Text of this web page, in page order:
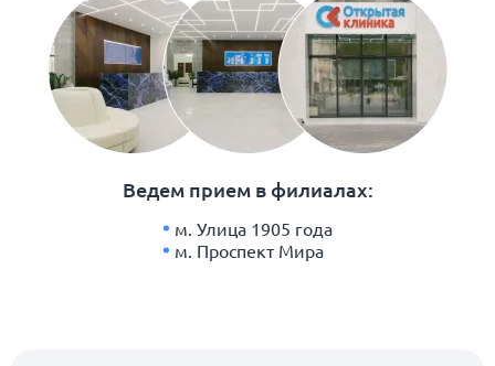
Ведем прием в филиалах:
м. Улица 1905 года
м. Проспект Мира